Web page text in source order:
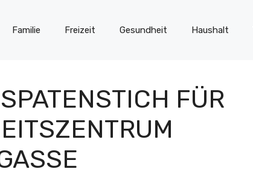
Familie Freizeit Gesundheit Haushalt
FÜR